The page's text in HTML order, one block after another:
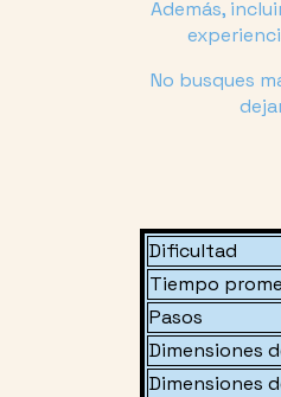
Además,
No busques
Dificultad
Tiempo
Pasos
Dimensiones
Dimensiones